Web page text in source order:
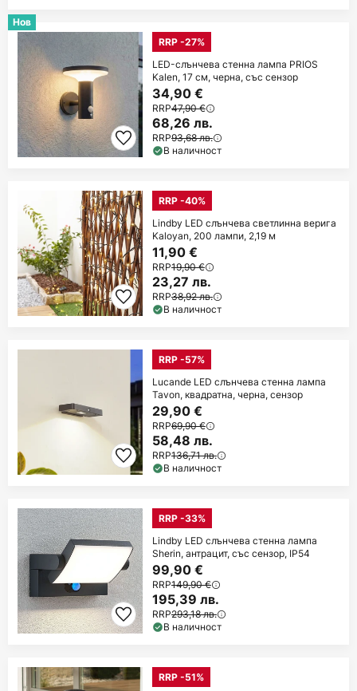
Нов
RRP -27%
LED-слънчева стенна лампа PRIOS
Kalen, 17 см, черна, със сензор
34,90 €
RRP47,90 €
68,26 лв.
RRP93,68 лв.
В наличност
RRP -40%
Lindby LED слънчева светлинна верига
Kaloyan, 200 лампи, 2,19 м
11,90 €
RRP19,90 €
23,27 лв.
RRP38,92 лв.
В наличност
RRP -57%
Lucande LED слънчева стенна лампа
Tavon, квадратна, черна, сензор
29,90 €
RRP69,90 €
58,48 лв.
RRP136,71 лв.
В наличност
RRP -33%
Lindby LED слънчева стенна лампа
Sherin, антрацит, със сензор, IP54
99,90 €
RRP149,90 €
195,39 лв.
RRP293,18 лв.
В наличност
RRP -51%